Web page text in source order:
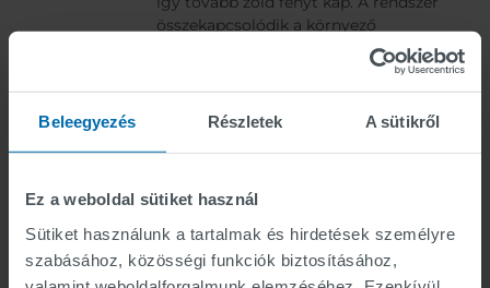
Beleegyezés Részletek A sütikről
Ez a weboldal sütiket használ
Sütiket használunk a tartalmak és hirdetések személyre
szabásához, közösségi funkciók biztosításához,
összekapcsolódik a környező
kereszteződésekkel és közlekedési
jelzésekkel, ezáltal biztosítja a tökéletes
koordinációt más közlekedőkkel és
segíti az ideális közlekedési forgalomat.